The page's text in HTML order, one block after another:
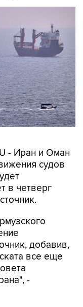
- Иран и Оман
судов
в четверг
добавив,
все еще
-